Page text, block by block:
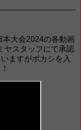
本大会2024の各動画
スタッフにて承認
ますがボカシを入